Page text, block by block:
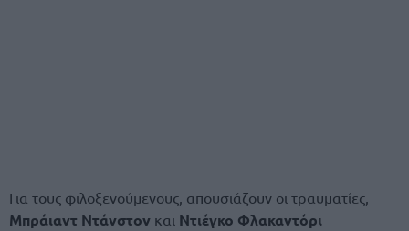
Για τους φιλοξενούμενους, απουσιάζουν οι τραυματίες,
Μπράιαντ Ντάνστον και Ντιέγκο Φλακαντόρι